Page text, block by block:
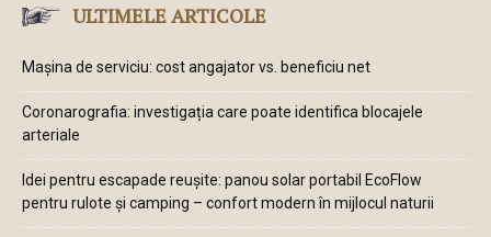
ULTIMELE ARTICOLE
Mașina de serviciu: cost angajator vs. beneficiu net
Coronarografia: investigația care poate identifica blocajele
arteriale
Idei pentru escapade reușite: panou solar portabil EcoFlow
pentru rulote și camping – confort modern în mijlocul naturii